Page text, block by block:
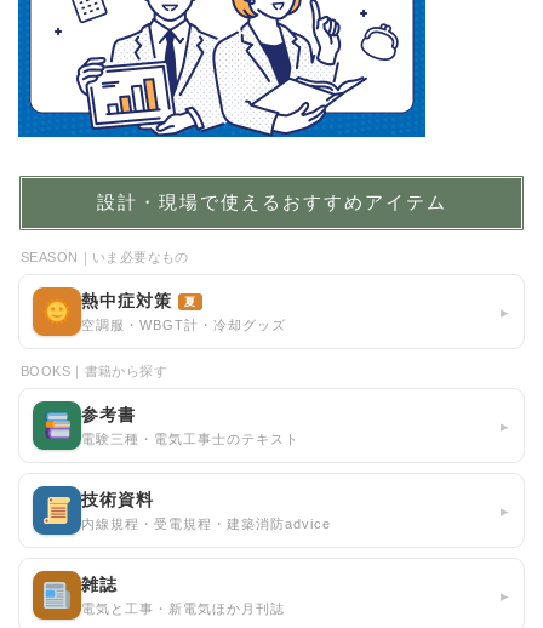
設計・現場で使えるおすすめアイテム
SEASON｜いま必要なもの
熱中症対策 夏
空調服・WBGT計・冷却グッズ
▸
BOOKS｜書籍から探す
参考書
電験三種・電気工事士のテキスト
▸
技術資料
内線規程・受電規程・建築消防advice
▸
雑誌
電気と工事・新電気ほか月刊誌
▸